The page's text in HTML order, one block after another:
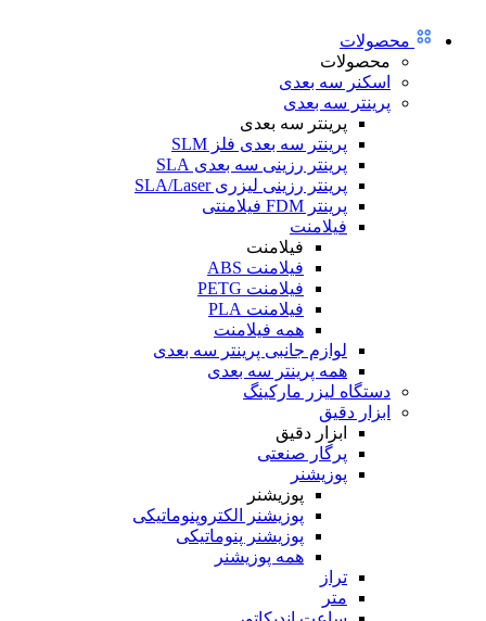
محصولات
محصولات
اسکنر سه بعدی
پرینتر سه بعدی
پرینتر سه بعدی
پرینتر سه بعدی فلز SLM
پرینتر رزینی سه بعدی SLA
پرینتر رزینی لیزری SLA/Laser
پرینتر FDM فیلامنتی
فیلامنت
فیلامنت
فیلامنت ABS
فیلامنت PETG
فیلامنت PLA
همه فیلامنت
لوازم جانبی پرینتر سه بعدی
همه پرینتر سه بعدی
دستگاه لیزر مارکینگ
ابزار دقیق
ابزار دقیق
پرگار صنعتی
پوزیشنر
پوزیشنر
پوزیشنر الکتروپنوماتیکی
پوزیشنر پنوماتیکی
همه پوزیشنر
تراز
متر